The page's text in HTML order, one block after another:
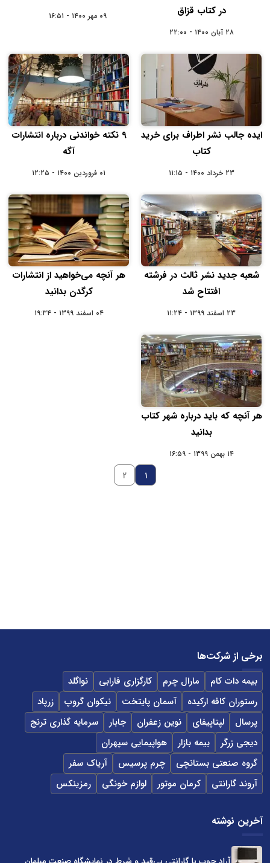
در کتاب قزاق
۲۸ آبان ۱۴۰۰ - ۲۲:۰۰
۰۹ مهر ۱۴۰۰ - ۱۶:۵۱
ایده جالب نشر اطراف برای خرید
کتاب
۲۳ خرداد ۱۴۰۰ - ۱۱:۱۵
۹ نکته خواندنی درباره انتشارات
آگه
۰۱ فروردین ۱۴۰۰ - ۱۲:۲۵
شعبه جدید نشر ثالث در فرشته
افتتاح شد
۲۳ اسفند ۱۳۹۹ - ۱۱:۲۴
هر آنچه می‌خواهید از انتشارات
کرگدن بدانید
۰۴ اسفند ۱۳۹۹ - ۱۹:۳۴
هر آنچه که باید درباره شهر کتاب
بدانید
۱۴ بهمن ۱۳۹۹ - ۱۶:۵۹
۱ ۲
برخی از شرکت‌ها
بیمه دات کام مارال چرم کارگزاری فارابی
نواگلد
رستوران کافه ارکیده
آسمان پایتخت نیکوان گروپ
زرپاد
پرسال
لپتاپیفای نوین زعفران جابار
سرمایه گذاری ترنج
دیجی زرگر
بیمه بازار
هواپیمایی سپهران
گروه صنعتی بستانچی
چرم پرسیس
آریاک سفر
آروند گارانتی
کرمان موتور لوازم خونگی رمزینکس
آخرین نوشته